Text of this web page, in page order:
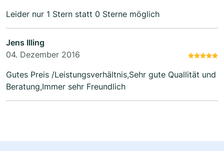
Leider nur 1 Stern statt 0 Sterne möglich
Jens Illing
04. Dezember 2016
Gutes Preis /Leistungsverhältnis,Sehr gute Quallität und
Beratung,Immer sehr Freundlich